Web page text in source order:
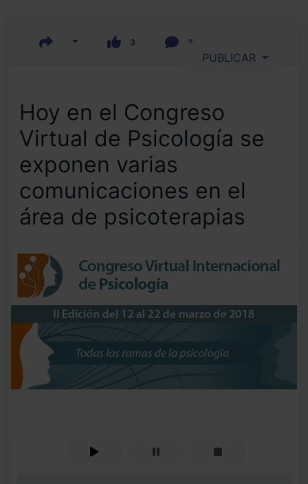
3 2
PUBLICAR
Hoy en el Congreso
Virtual de Psicología se
exponen varias
comunicaciones en el
área de psicoterapias